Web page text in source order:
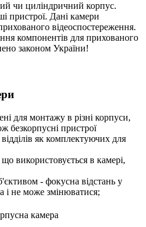
чи циліндричний корпус.
пристрої. Дані камери
відеоспостереження.
компонентів для прихованого
законом України!
для монтажу в різні корпуси,
безкорпусні пристрої
як комплектуючих для
використовується в камері,
- фокусна відстань у
і не може змінюватися;